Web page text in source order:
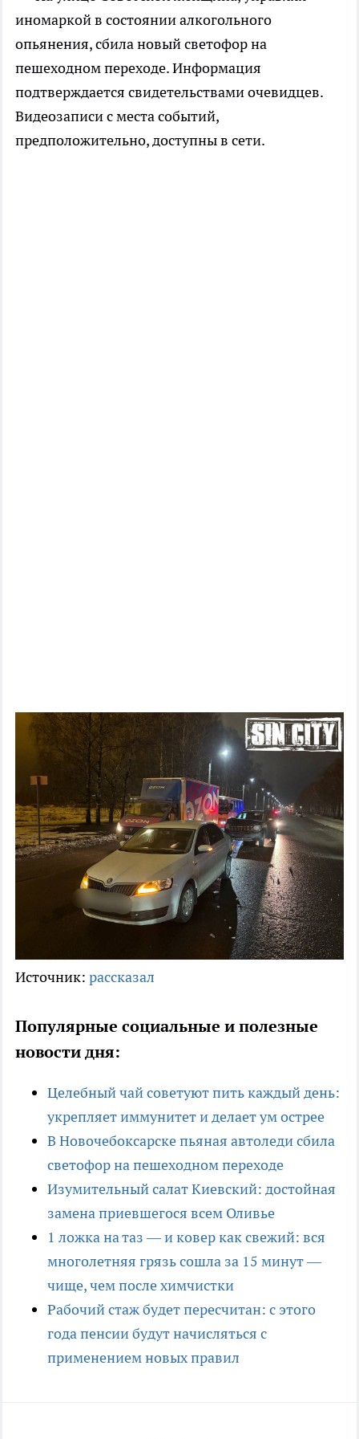
иномаркой в состоянии алкогольного
опьянения, сбила новый светофор на
пешеходном переходе. Информация
подтверждается свидетельствами очевидцев.
Видеозаписи с места событий,
предположительно, доступны в сети.
Источник: рассказал
Популярные социальные и полезные
новости дня:
Целебный чай советуют пить каждый день:
укрепляет иммунитет и делает ум острее
В Новочебоксарске пьяная автоледи сбила
светофор на пешеходном переходе
Изумительный салат Киевский: достойная
замена приевшегося всем Оливье
1 ложка на таз — и ковер как свежий: вся
многолетняя грязь сошла за 15 минут —
чище, чем после химчистки
Рабочий стаж будет пересчитан: с этого
года пенсии будут начисляться с
применением новых правил